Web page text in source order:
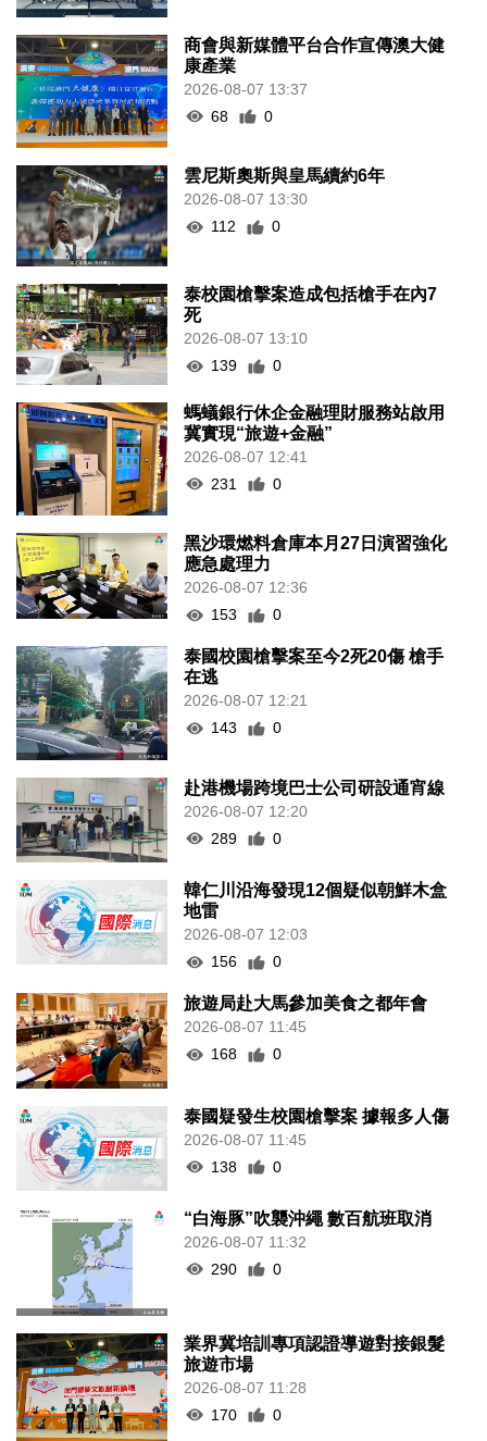
商會與新媒體平台合作宣傳澳大健
康產業
2026-08-07 13:37
68
0
雲尼斯奧斯與皇馬續約6年
2026-08-07 13:30
112
0
泰校園槍擊案造成包括槍手在內7
死
2026-08-07 13:10
139
0
螞蟻銀行休企金融理財服務站啟用
冀實現“旅遊+金融”
2026-08-07 12:41
231
0
黑沙環燃料倉庫本月27日演習強化
應急處理力
2026-08-07 12:36
153
0
泰國校園槍擊案至今2死20傷 槍手
在逃
2026-08-07 12:21
143
0
赴港機場跨境巴士公司研設通宵線
2026-08-07 12:20
289
0
韓仁川沿海發現12個疑似朝鮮木盒
地雷
2026-08-07 12:03
156
0
旅遊局赴大馬參加美食之都年會
2026-08-07 11:45
168
0
泰國疑發生校園槍擊案 據報多人傷
2026-08-07 11:45
138
0
“白海豚”吹襲沖繩 數百航班取消
2026-08-07 11:32
290
0
業界冀培訓專項認證導遊對接銀髮
旅遊市場
2026-08-07 11:28
170
0